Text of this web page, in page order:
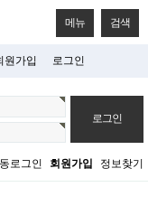
메뉴 검색
원가입 로그인
로그인 회원가입 정보찾기